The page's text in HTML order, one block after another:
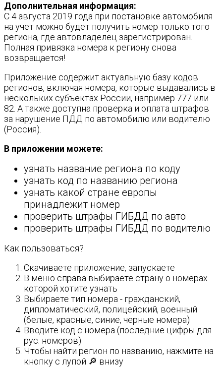
Дополнительная информация:
С 4 августа 2019 года при постановке автомобиля
на учет можно будет получить номер только того
региона, где автовладелец зарегистрирован.
Полная привязка номера к региону снова
возвращается!
Приложение содержит актуальную базу кодов
регионов, включая номера, которые выдавались в
нескольких субъектах России, например 777 или
82. А также доступна проверка и оплата штрафов
за нарушение ПДД по автомобилю или водителю
(Россия).
В приложении можете:
узнать название региона по коду
узнать код по названию региона
узнать какой стране европы
принадлежит номер
проверить штрафы ГИБДД по авто
проверить штрафы ГИБДД по водителю
Как пользоваться?
Скачиваете приложение, запускаете
В меню справа выбираете страну о номерах
которой хотите узнать
Выбираете тип номера - гражданский,
дипломатический, полицейский, военный
(белые, красные, синие, черные номера)
Вводите код с номера (последние цифры для
рус. номеров)
Чтобы найти регион по названию, нажмите на
кнопку с лупой 🔎 внизу